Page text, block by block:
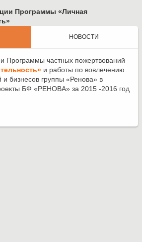
Программы «Личная
НОВОСТИ
Программы частных пожертвований
и работы по вовлечению
и бизнесов группы «Ренова» в
БФ «РЕНОВА» за 2015 -2016 год